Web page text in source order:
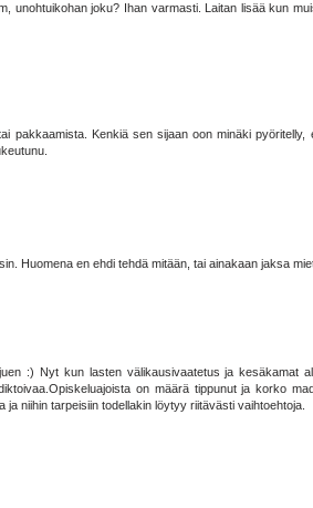
unohtuikohan joku? Ihan varmasti. Laitan lisää kun
pakkaamista. Kenkiä sen sijaan oon minäki
Huomena en ehdi tehdä mitään, tai ainakaan jaksa
:) Nyt kun lasten välikausivaatetus ja kesäkamat
on määrä tippunut ja korko
niihin tarpeisiin todellakin löytyy riitävästi vaihtoehtoja.